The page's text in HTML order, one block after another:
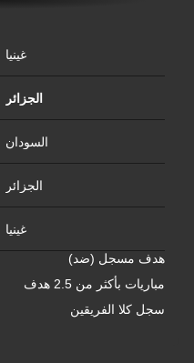
غينيا
الجزائر
السودان
الجزائر
غينيا
هدف مسجل (ضد)
مباريات بأكثر من 2.5 هدف
سجل كلا الفريقين